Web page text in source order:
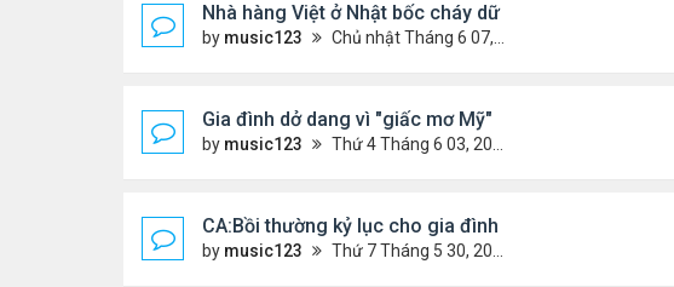
Nhà hàng Việt ở Nhật bốc cháy dữ dội
by music123 Chủ nhật Tháng 6 07, 2026 9:04 am
Gia đình dở dang vì "giấc mơ Mỹ"
by music123 Thứ 4 Tháng 6 03, 2026 6:34 pm
CA:Bồi thường kỷ lục cho gia đình gốc Việt ...
by music123 Thứ 7 Tháng 5 30, 2026 5:26 pm